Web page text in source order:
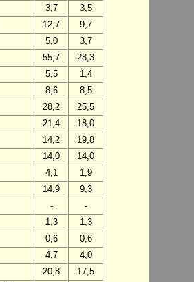
3,7
3,5
12,7
9,7
5,0
3,7
55,7
28,3
5,5
1,4
8,6
8,5
28,2
25,5
21,4
18,0
14,2
19,8
14,0
14,0
4,1
1,9
14,9
9,3
-
-
1,3
1,3
0,6
0,6
4,7
4,0
20,8
17,5